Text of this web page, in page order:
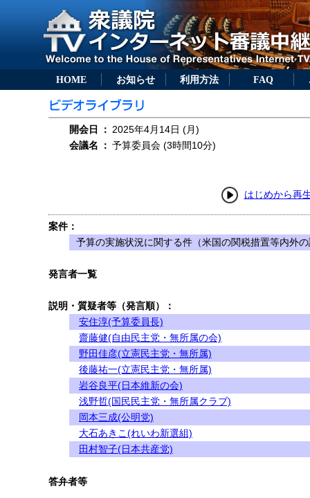
HOME お知らせ 利用方法 FAQ
開会日 ： 2025年4月14日 (月)
会議名
： 予算委員会 (3時間10分)
はじめから再
案件：
予算の実施状況に関する件（米国の関税措置等内外
発言者一覧
説明・質疑者等（発言順）：
安住淳(予算委員長)
齋藤健(自由民主党・無所属の会)
野田佳彦(立憲民主党・無所属)
後藤祐一(立憲民主党・無所属)
岩谷良平(日本維新の会)
浅野哲(国民民主党・無所属クラブ)
岡本三成(公明党)
大石あきこ(れいわ新選組)
田村智子(日本共産党)
答弁者等